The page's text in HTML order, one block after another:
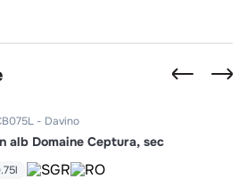
Davino
alb Domaine Ceptura, sec